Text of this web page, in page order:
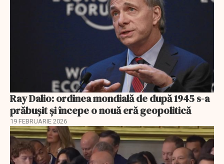
Ray Dalio: ordinea mondială de după 1945 s-a
prăbușit și începe o nouă eră geopolitică
19 FEBRUARIE 2026